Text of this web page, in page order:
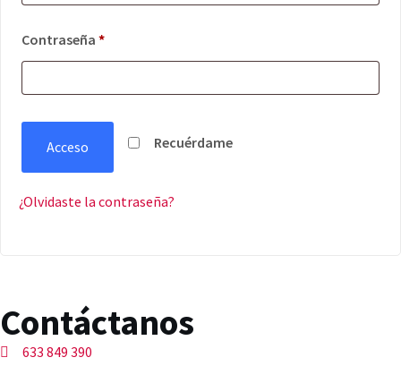
Contraseña *
Recuérdame
Acceso
¿Olvidaste la contraseña?
Contáctanos
633 849 390